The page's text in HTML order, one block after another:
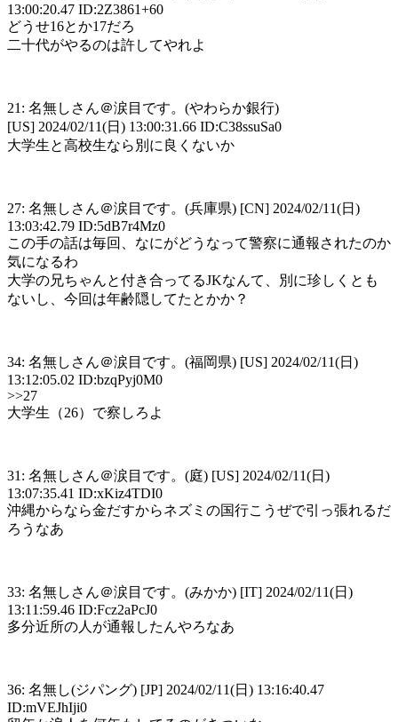
13:00:20.47 ID:2Z3861+60
どうせ16とか17だろ
二十代がやるのは許してやれよ
21: 名無しさん＠涙目です。(やわらか銀行)
[US] 2024/02/11(日) 13:00:31.66 ID:C38ssuSa0
大学生と高校生なら別に良くないか
27: 名無しさん＠涙目です。(兵庫県) [CN] 2024/02/11(日)
13:03:42.79 ID:5dB7r4Mz0
この手の話は毎回、なにがどうなって警察に通報されたのか
気になるわ
大学の兄ちゃんと付き合ってるJKなんて、別に珍しくとも
ないし、今回は年齢隠してたとかか？
34: 名無しさん＠涙目です。(福岡県) [US] 2024/02/11(日)
13:12:05.02 ID:bzqPyj0M0
>>27
大学生（26）で察しろよ
31: 名無しさん＠涙目です。(庭) [US] 2024/02/11(日)
13:07:35.41 ID:xKiz4TDI0
沖縄からなら金だすからネズミの国行こうぜで引っ張れるだ
ろうなあ
33: 名無しさん＠涙目です。(みかか) [IT] 2024/02/11(日)
13:11:59.46 ID:Fcz2aPcJ0
多分近所の人が通報したんやろなあ
36: 名無し(ジパング) [JP] 2024/02/11(日) 13:16:40.47
ID:mVEJhIji0